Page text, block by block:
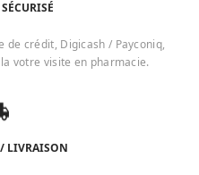
de crédit, Digicash / Payconiq,
votre visite en pharmacie.
LIVRAISON